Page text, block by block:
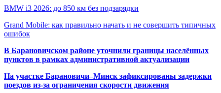
BMW i3 2026: до 850 км без подзарядки
Grand Mobile: как правильно начать и не совершить типичных
ошибок
В Барановичском районе уточнили границы населённых
пунктов в рамках административной актуализации
На участке Барановичи–Минск зафиксированы задержки
поездов из-за ограничения скорости движения